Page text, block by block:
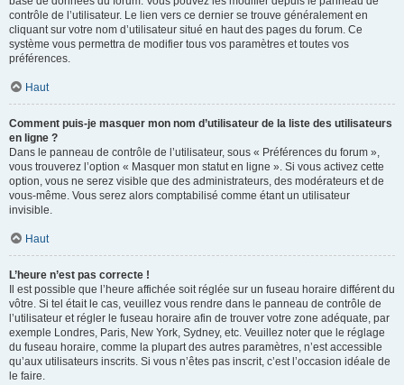
contrôle de l’utilisateur. Le lien vers ce dernier se trouve généralement en
cliquant sur votre nom d’utilisateur situé en haut des pages du forum. Ce
système vous permettra de modifier tous vos paramètres et toutes vos
préférences.
Haut
Comment puis-je masquer mon nom d’utilisateur de la liste des utilisateurs
en ligne ?
Dans le panneau de contrôle de l’utilisateur, sous « Préférences du forum »,
vous trouverez l’option « Masquer mon statut en ligne ». Si vous activez cette
option, vous ne serez visible que des administrateurs, des modérateurs et de
vous-même. Vous serez alors comptabilisé comme étant un utilisateur
invisible.
Haut
L’heure n’est pas correcte !
Il est possible que l’heure affichée soit réglée sur un fuseau horaire différent du
vôtre. Si tel était le cas, veuillez vous rendre dans le panneau de contrôle de
l’utilisateur et régler le fuseau horaire afin de trouver votre zone adéquate, par
exemple Londres, Paris, New York, Sydney, etc. Veuillez noter que le réglage
du fuseau horaire, comme la plupart des autres paramètres, n’est accessible
qu’aux utilisateurs inscrits. Si vous n’êtes pas inscrit, c’est l’occasion idéale de
le faire.